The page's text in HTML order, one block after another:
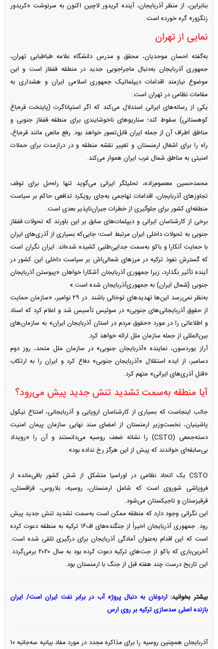
بنابراین، از منظر آذربایجان، آینده کریدور لاچین اکنون به سرنوشت «کریدور
زنگزور» گره خورده است.
نمایی از تهران
به‌گفته احسان موحدیان، محقق و مدرس دانشگاه علامه طباطبایی تهران،
جمهوری آذربایجان به‌دنبال ماجراجویی جدید در منطقه قفقاز است و این
موضوع نیازمند اقدامات دیپلماتیک جمهوری اسلامی ایران و هشداری به
مقامات نظامی در تهران است.
یکی از رسانه‌های ایرانی استدلال می‌کند که اگر استپاناگرت (پایتخت قره‌باغ
کوهستانی) سقوط کند؛ سناریو‌های ناخوشایندی برای منطقه قفقاز جنوبی و
مناطق اطراف آن از جمله ایران قابل‌تصور خواهد بود. رفع مانعی مانند قره‌باغ،
راه را برای اشغال ارمنستان و تغییر نقشه منطقه و در درازمدت برای حملات
امنیتی به مناطق شمال غرب ایران هموار می‌کند.
محمدحسین معصوم‌زاده، تحلیلگر ایرانی می‌گوید تنها راه‌حل برای توقف
تجاوز‌های آذربایجان، اقدامات تهاجمی به‌جای رویکرد تدافعی حاکم بر سیاست
منطقه‌ای کشور برای جلوگیری از خطرات جبران‌ناپذیر بعدی است.
برخی از کارشناسان ایرانی و دیپلمات‌های سابق بر این باورند که تحولات قفقاز
جنوبی به تحولات داخلی ایران مرتبط است؛ جایی‌که بسیاری از آذری‌های ایران
با حمایت آنکارا و باکو به‌سمت جدایی‌طلبی کشیده شده‌اند. ایران نگران است
که گسترش نفوذ ترکیه در مرز‌های شمالی‌اش بر سیاست داخلی این کشور در
آینده تأثیر بگذارد، زیرا جمهوری آذربایجان آشکارا خواهان «پیوستن آذربایجان
جنوبی (شمال ایران) به جمهوری‌آذربایجان شده است.»
به‌نظر نمی‌رسد این‌ها تهدید‌های توخالی باشند. در ۲۹ نوامبر، «سازمان حمایت
از حقوق آذربایجانی‌های جنوبی» در سوئیس تأسیس شد و اعلام کرد که اسناد
و اطلاعاتی را در مورد «حقوق مردم در استان آذربایجان ایران» به سازمان‌های
بین‌المللی از جمله سازمان ملل ارائه خواهد کرد.
آراز یوردسون، نماینده «آذربایجان جنوبی» در سازمان ملل متحد، روز دوم
دسامبر، از ایده استقلال «آذربایجان جنوبی» دفاع کرد و ایران را به ارتکاب
«قتل آذری‌های ایرانی» متهم کرد.
آیا منطقه به‌سمت تشدید تنش جدید پیش می‌رود؟
جالب اینجاست که بسیاری از کارشناسان اروپایی و آذربایجانی، امتناع نیکول
پاشینیان، نخست‌وزیر ارمنستان از امضای سند نهایی سازمان پیمان امنیت
دسته‌جمعی (CSTO) را نشانه ضعف روسیه می‌دانستند و آن را «رویداد
بی‌سابقه‌ای خواندند که پیش از این هرگز رخ نداده بود».
CSTO یک اتحاد نظامی در اوراسیا متشکل از شش کشور باقی‌مانده از
فروپاشی شوروی است که شامل ارمنستان، روسیه، بلاروس، قزاقستان،
قرقیزستان و تاجیکستان می‌شود.
این نگرانی وجود دارد که منطقه ممکن است به‌سمت تشدید تنش جدید پیش
رود. جمهوری آذربایجان اخیراً از جنگنده‌های اف۱۶ ترکیه به منطقه دعوت کرده
است که این اقدام به‌عنوان آمادگی آذربایجان برای درگیری تلقی شده است.
آخرین‌باری که باکو از جت‌های ترکیه دعوت کرده بود به سال ۲۰۲۰ برمی‌گردد.
این تاریخ درست چند هفته قبل از جنگ با ارمنستان بود.
بیشتر بخوانید: اردوغان به دنبال پروژه آب در برابر نفت ایران است/ ایران
بازنده اصلی سدسازی ترکیه بر روی ارس
آذربایجان همچنین روسیه را برای مذاکره مجدد در مورد مفاد بیانیه سه‌جانبه ۱۰